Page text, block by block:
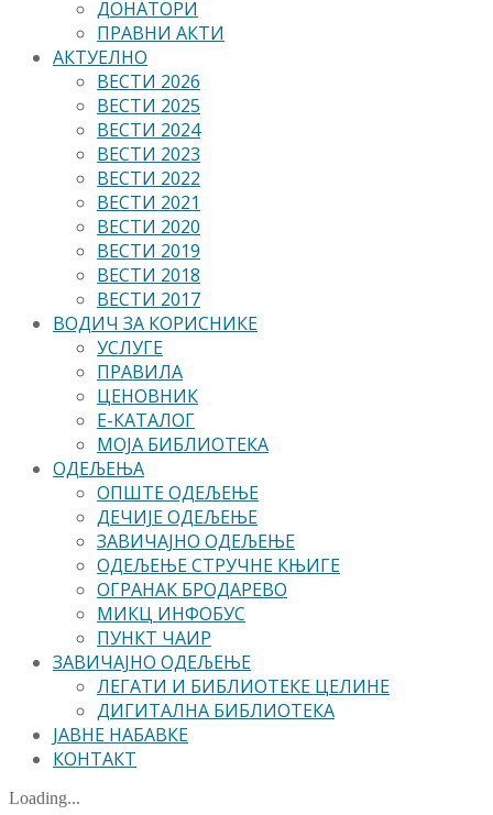
ДОНАТОРИ
ПРАВНИ АКТИ
АКТУЕЛНО
ВЕСТИ 2026
ВЕСТИ 2025
ВЕСТИ 2024
ВЕСТИ 2023
ВЕСТИ 2022
ВЕСТИ 2021
ВЕСТИ 2020
ВЕСТИ 2019
ВЕСТИ 2018
ВЕСТИ 2017
ВОДИЧ ЗА КОРИСНИКЕ
УСЛУГЕ
ПРАВИЛА
ЦЕНОВНИК
Е-КАТАЛОГ
МОЈА БИБЛИОТЕКА
ОДЕЉЕЊА
ОПШТЕ ОДЕЉЕЊЕ
ДЕЧИЈЕ ОДЕЉЕЊЕ
ЗАВИЧАЈНО ОДЕЉЕЊЕ
ОДЕЉЕЊЕ СТРУЧНЕ КЊИГЕ
ОГРАНАК БРОДАРЕВО
МИКЦ ИНФОБУС
ПУНКТ ЧАИР
ЗАВИЧАЈНО ОДЕЉЕЊЕ
ЛЕГАТИ И БИБЛИОТЕКЕ ЦЕЛИНЕ
ДИГИТАЛНА БИБЛИОТЕКА
ЈАВНЕ НАБАВКЕ
КОНТАКТ
Loading...